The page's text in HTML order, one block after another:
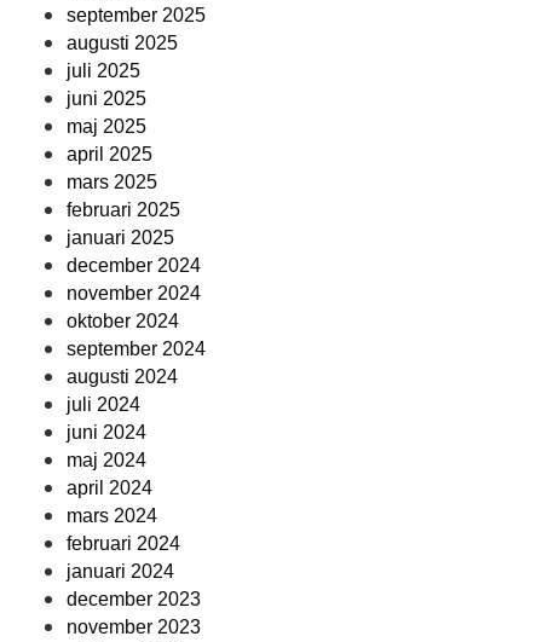
september 2025
augusti 2025
juli 2025
juni 2025
maj 2025
april 2025
mars 2025
februari 2025
januari 2025
december 2024
november 2024
oktober 2024
september 2024
augusti 2024
juli 2024
juni 2024
maj 2024
april 2024
mars 2024
februari 2024
januari 2024
december 2023
november 2023